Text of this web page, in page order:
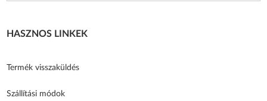
HASZNOS LINKEK
Termék visszaküldés
Szállítási módok